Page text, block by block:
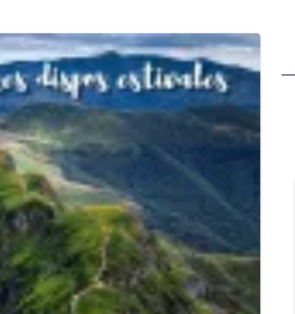
Ghislain Pinaud
il y a 2 mois
Gîte confortable, propre, bien équipé
dans un cadre des plus agréables.
Sarah s'adapte aux demandes des